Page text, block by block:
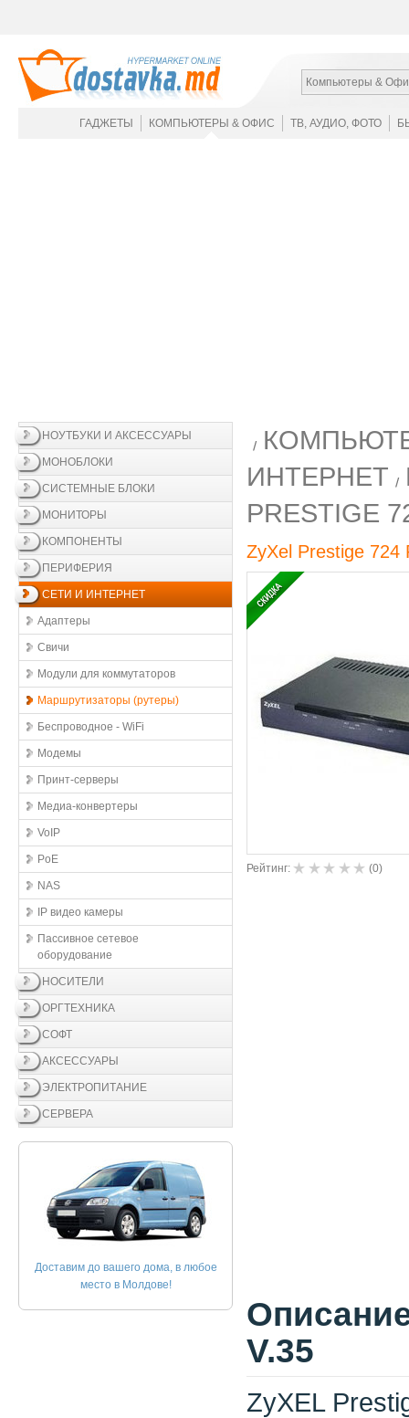
Компьютеры &
ГАДЖЕТЫ КОМПЬЮТЕРЫ & ОФИС ТВ, АУДИО, ФОТО
НОУТБУКИ И АКСЕССУАРЫ
МОНОБЛОКИ
СИСТЕМНЫЕ БЛОКИ
МОНИТОРЫ
КОМПОНЕНТЫ
ПЕРИФЕРИЯ
СЕТИ И ИНТЕРНЕТ
Адаптеры
Свичи
Модули для коммутаторов
Маршрутизаторы (рутеры)
Беспроводное - WiFi
Модемы
Принт-серверы
Медиа-конвертеры
VoIP
PoE
NAS
IP видео камеры
Пассивное сетевое
оборудование
НОСИТЕЛИ
ОРГТЕХНИКА
СОФТ
АКСЕССУАРЫ
ЭЛЕКТРОПИТАНИЕ
СЕРВЕРА
Доставим до вашего дома, в любое
место в Молдове!
ИНТЕРНЕТ
PRESTIGE
ZyXel Prestige 724
Рейтинг: (0)
V.35
ZyXEL